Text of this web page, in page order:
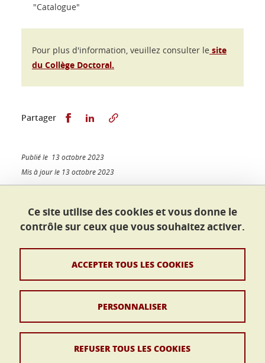
"Catalogue"
Pour plus d'information, veuillez consulter le site
du Collège Doctoral.
Partager Partager sur Facebook
Partager sur LinkedIn
Publié le 13 octobre 2023
Mis à jour le 13 octobre 2023
École doctorale Sciences juridiques
38400 Saint-Martin-d'Hères
France
Ce site utilise des cookies et vous donne le
contrôle sur ceux que vous souhaitez activer.
ACCEPTER TOUS LES COOKIES
REFUSER TOUS LES COOKIES
PERSONNALISER